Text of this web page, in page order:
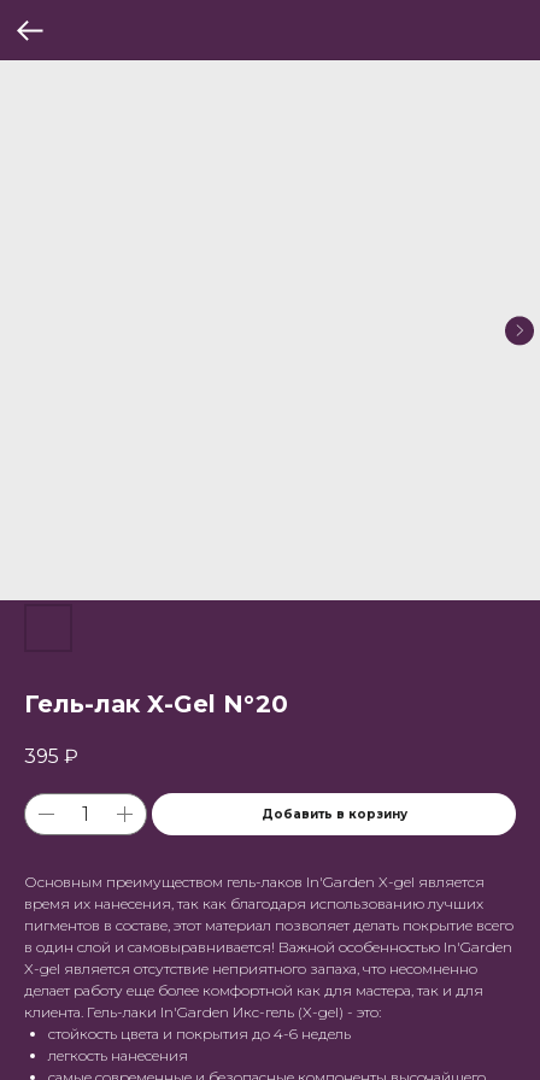
Гель-лак X-Gel N°20
395 ₽
Добавить в корзину
Основным преимуществом гель-лаков In'Garden X-gel является
время их нанесения, так как благодаря использованию лучших
пигментов в составе, этот материал позволяет делать покрытие всего
в один слой и самовыравнивается! Важной особенностью In'Garden
X-gel является отсутствие неприятного запаха, что несомненно
делает работу еще более комфортной как для мастера, так и для
клиента. Гель-лаки In'Garden Икс-гель (X-gel) - это:
стойкость цвета и покрытия до 4-6 недель
легкость нанесения